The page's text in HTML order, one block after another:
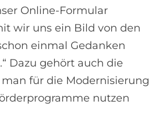
Online-Formular
wir uns ein Bild von den
einmal Gedanken
Dazu gehört auch die
für die Modernisierung
nutzen